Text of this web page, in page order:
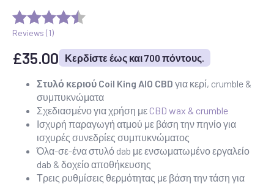
Reviews (1)
£35.00 Κερδίστε έως και 700 πόντους.
Στυλό κεριού Coil King AIO CBD για κερί, crumble &
συμπυκνώματα
Σχεδιασμένο για χρήση με CBD wax & crumble
Ισχυρή παραγωγή ατμού με βάση την πηνίο για
ισχυρές συνεδρίες συμπυκνώματος
Όλα-σε-ένα στυλό dab με ενσωματωμένο εργαλείο
dab & δοχείο αποθήκευσης
Τρεις ρυθμίσεις θερμότητας με βάση την τάση για